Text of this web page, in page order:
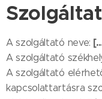
A szolgáltató neve:
A szolgáltató
A szolgáltató
kapcsolattartásra